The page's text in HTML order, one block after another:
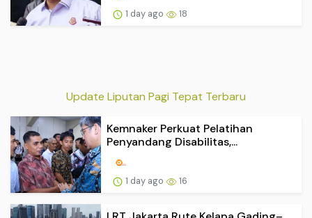
1 day ago 18
Update Liputan Pagi Tepat Terbaru
Kemnaker Perkuat Pelatihan
Penyandang Disabilitas,...
1 day ago 16